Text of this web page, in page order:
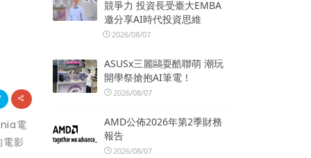
電
影
競爭力 投資長受臺大EMBA
邀分享AI時代投資思維
2026/08/07
ASUSx三麗鷗耍酷聯萌 潮玩
開學祭搶抱AI筆電！
2026/08/07
AMD公佈2026年第2季財務
報告
2026/08/07